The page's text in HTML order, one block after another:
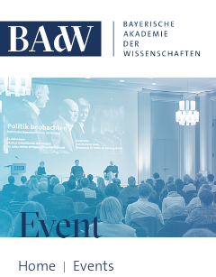
Event
Home Events